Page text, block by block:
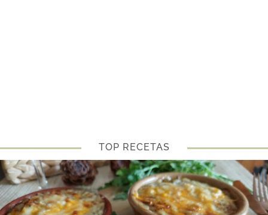
TOP RECETAS